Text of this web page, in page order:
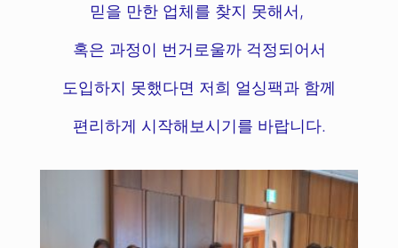
믿을 만한 업체를 찾지 못해서,
혹은 과정이 번거로울까 걱정되어서
도입하지 못했다면 저희 얼싱팩과 함께
편리하게 시작해보시기를 바랍니다.